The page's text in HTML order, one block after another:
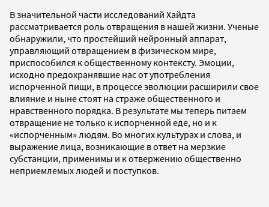
В значительной части исследований Хайдта
рассматривается роль отвращения в нашей жизни. Ученые
обнаружили, что простейший нейронный аппарат,
управляющий отвращением в физическом мире,
приспособился к общественному контексту. Эмоции,
исходно предохранявшие нас от употребления
испорченной пищи, в процессе эволюции расширили свое
влияние и ныне стоят на страже общественного и
нравственного порядка. В результате мы теперь питаем
отвращение не только к испорченной еде, но и к
«испорченным» людям. Во многих культурах и слова, и
выражение лица, возникающие в ответ на мерзкие
субстанции, применимы и к отвержению общественно
неприемлемых людей и поступков.